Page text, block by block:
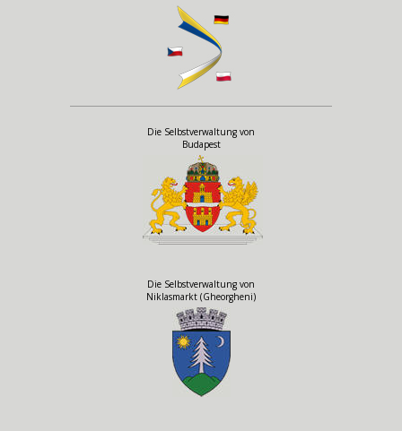
Die Selbstverwaltung von
Budapest
Die Selbstverwaltung von
Niklasmarkt (Gheorgheni)